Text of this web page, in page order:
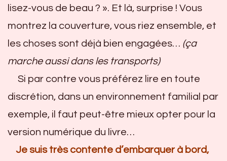
lisez-vous de beau ? ». Et là, surprise ! Vous
montrez la couverture, vous riez ensemble, et
les choses sont déjà bien engagées… (ça
marche aussi dans les transports)
Si par contre vous préférez lire en toute
discrétion, dans un environnement familial par
exemple, il faut peut-être mieux opter pour la
version numérique du livre…
Je suis très contente d’embarquer à bord,